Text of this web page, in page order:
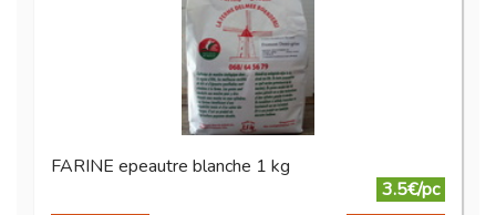
FARINE epeautre blanche 1 kg
3.5€/pc